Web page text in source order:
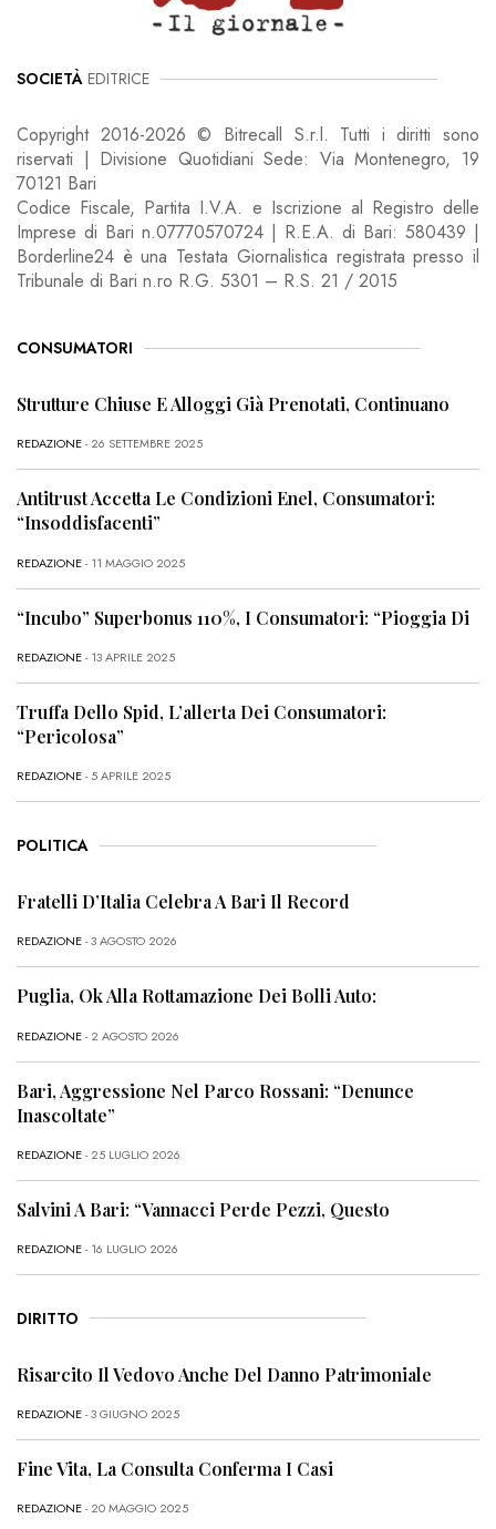
SOCIETÀ EDITRICE
Copyright 2016-2026 © Bitrecall S.r.l. Tutti i diritti sono
riservati | Divisione Quotidiani Sede: Via Montenegro, 19
70121 Bari
Codice Fiscale, Partita I.V.A. e Iscrizione al Registro delle
Imprese di Bari n.07770570724 | R.E.A. di Bari: 580439 |
Borderline24 è una Testata Giornalistica registrata presso il
Tribunale di Bari n.ro R.G. 5301 – R.S. 21 / 2015
CONSUMATORI
Strutture Chiuse E Alloggi Già Prenotati, Continuano
REDAZIONE- 26 SETTEMBRE 2025
Antitrust Accetta Le Condizioni Enel, Consumatori:
“Insoddisfacenti”
REDAZIONE- 11 MAGGIO 2025
“Incubo” Superbonus 110%, I Consumatori: “Pioggia Di
REDAZIONE- 13 APRILE 2025
Truffa Dello Spid, L’allerta Dei Consumatori:
“Pericolosa”
REDAZIONE- 5 APRILE 2025
POLITICA
Fratelli D’Italia Celebra A Bari Il Record
REDAZIONE- 3 AGOSTO 2026
Puglia, Ok Alla Rottamazione Dei Bolli Auto:
REDAZIONE- 2 AGOSTO 2026
Bari, Aggressione Nel Parco Rossani: “Denunce
Inascoltate”
REDAZIONE- 25 LUGLIO 2026
Salvini A Bari: “Vannacci Perde Pezzi, Questo
REDAZIONE- 16 LUGLIO 2026
DIRITTO
Risarcito Il Vedovo Anche Del Danno Patrimoniale
REDAZIONE- 3 GIUGNO 2025
Fine Vita, La Consulta Conferma I Casi
REDAZIONE- 20 MAGGIO 2025